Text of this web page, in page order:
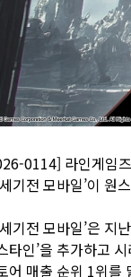
0114] 라인게임
기전 모바일’이 원
기전 모바일’은 지
타인’을 추가하고
어 매출 순위 1위를